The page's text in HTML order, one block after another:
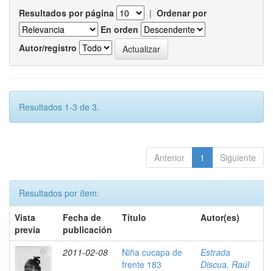
Resultados por página | Ordenar por
En orden
Autor/registro
Resultados 1-3 de 3.
Anterior 1 Siguiente
Resultados por ítem:
Vista
previa
Fecha de
publicación
Título Autor(es)
2011-02-08
Niña cucapa de
frente 183
Estrada
Discua, Raúl